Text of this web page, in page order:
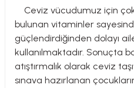
Ceviz vücudumuz için
bulunan vitaminler
güçlendirdiğinden dolayı
kullanılmaktadır. Sonuçta
atıştırmalık olarak ceviz
sınava hazırlanan